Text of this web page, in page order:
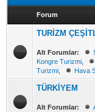
Forum
TURİZM
Alt Forumlar:
Kongre Turizmi
Turizmi
Hava
TÜRKİYEM
Alt Forumlar: